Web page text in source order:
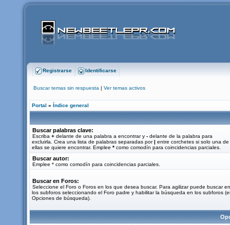
Registrarse Identificarse
Buscar temas sin respuesta | Ver temas activos
Portal » Índice general
Buscar palabras clave:
Escriba + delante de una palabra a encontrar y - delante de la palabra para
excluirla. Crea una lista de palabras separadas por| entre corchetes si solo una de
ellas se quiere encontrar. Emplee * como comodín para coincidencias parciales.
Buscar autor:
Emplee * como comodín para coincidencias parciales.
Buscar en Foros:
Seleccione el Foro o Foros en los que desea buscar. Para agilizar puede buscar en
los subforos seleccionando el Foro padre y habilitar la búsqueda en los subforos
Opciones de búsqueda).